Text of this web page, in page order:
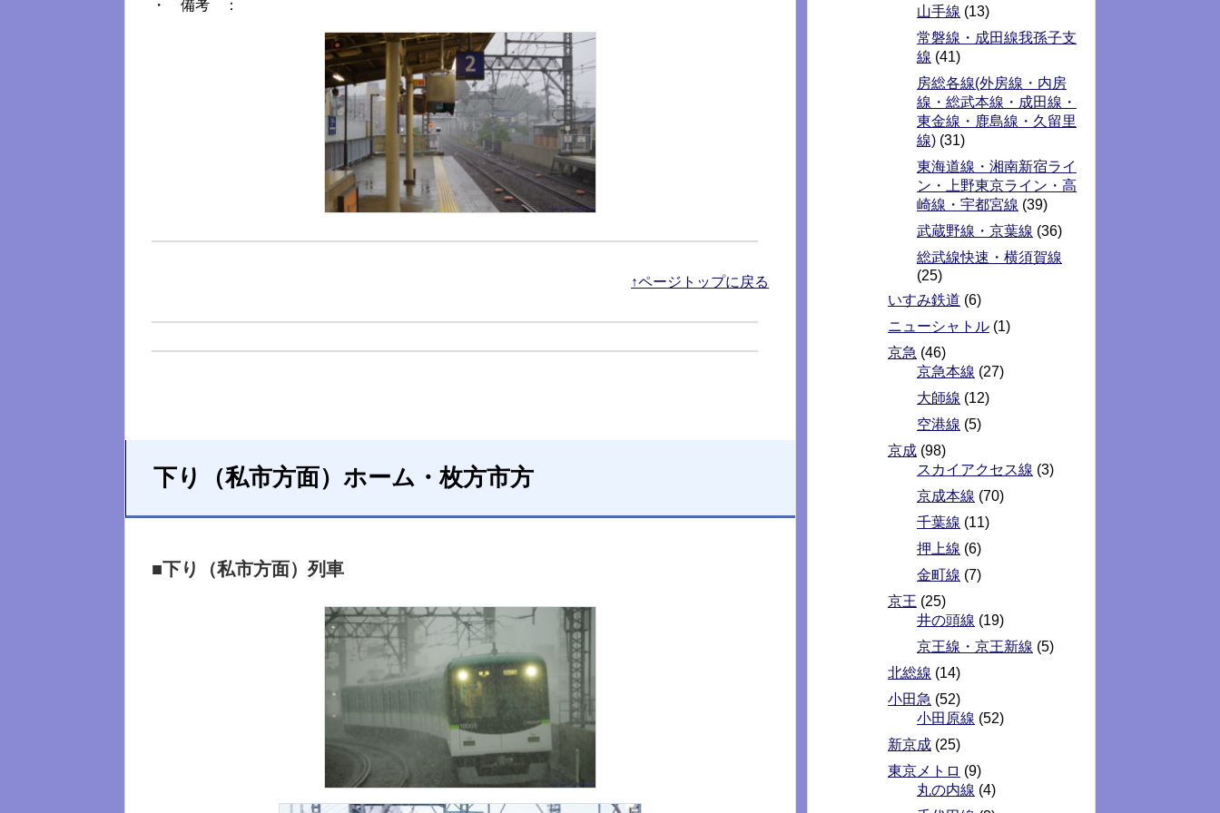
・ 備考 ：
↑ページトップに戻る
下り（私市方面）ホーム・枚方市方
■下り（私市方面）列車
山手線 (13)
常磐線・成田線我孫子支
線 (41)
房総各線(外房線・内房
線・総武本線・成田線・
東金線・鹿島線・久留里
線) (31)
東海道線・湘南新宿ライ
ン・上野東京ライン・高
崎線・宇都宮線 (39)
武蔵野線・京葉線 (36)
総武線快速・横須賀線
(25)
いすみ鉄道 (6)
ニューシャトル (1)
京急 (46)
京急本線 (27)
大師線 (12)
空港線 (5)
京成 (98)
スカイアクセス線 (3)
京成本線 (70)
千葉線 (11)
押上線 (6)
金町線 (7)
京王 (25)
井の頭線 (19)
京王線・京王新線 (5)
北総線 (14)
小田急 (52)
小田原線 (52)
新京成 (25)
東京メトロ (9)
丸の内線 (4)